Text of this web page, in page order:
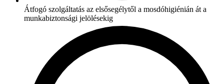
Átfogó szolgáltatás az elsősegélytől a mosdóhigiénián át a
munkabiztonsági jelölésekig